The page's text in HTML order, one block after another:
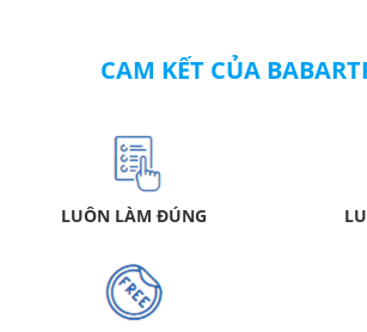
CAM KẾT CỦA
LUÔN LÀM ĐÚNG